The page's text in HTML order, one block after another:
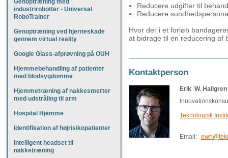
Genoptræning med
industrirobotter - Universal
RoboTrainer
Genoptræning ved hjerneskade
gennem virtual reality
Google Glass-afprøvning på OUH
Hjemmebehandling af patienter
med blodsygdomme
Hjemmetræning af nakkesmerter
med udstråling til arm
Hospital Hjemme
Identifikation af højrisikopatienter
Intelligent headset til
nakketræning
Reducere udgifter til
Reducere
Hvor der i et forløb
at bidrage til en reducering af
Kontaktperson
Erik W. Hallgren
Teknologisk
Email: